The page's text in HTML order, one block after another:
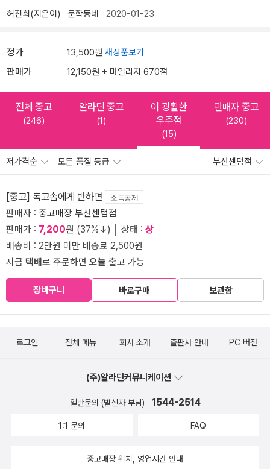
허진희(지은이) 문학동네 2020-01-23
정가 13,500원 새상품보기
판매가 12,150원 + 마일리지 670점
전체 중고
(246)
알라딘 중고
(1)
이 광활한
우주점
(15)
판매자 중고
(230)
저가격순 모든 품질 등급 부산센텀점
[중고] 독고솜에게 반하면 소득공제
판매자 : 중고매장 부산센텀점
판매가 : 7,200원 (37%↓) │ 상태 : 상
배송비 : 2만원 미만 배송료 2,500원
지금 택배로 주문하면오늘 출고 가능
장바구니 바로구매 보관함
로그인 전체 메뉴 회사 소개 출판사 안내 PC 버전
(주)알라딘커뮤니케이션
일반문의 (발신자 부담) 1544-2514
1:1 문의 FAQ
중고매장 위치, 영업시간 안내